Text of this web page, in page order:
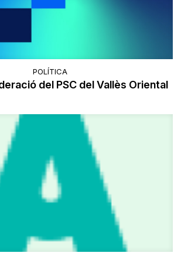
POLÍTICA
del PSC del Vallès Oriental